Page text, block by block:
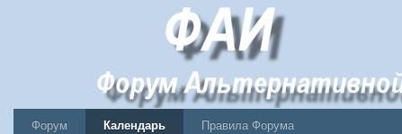
Форум Календарь
Правила Форума